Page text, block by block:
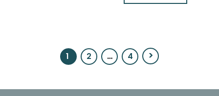
Página
1 Página
2 … Página
4